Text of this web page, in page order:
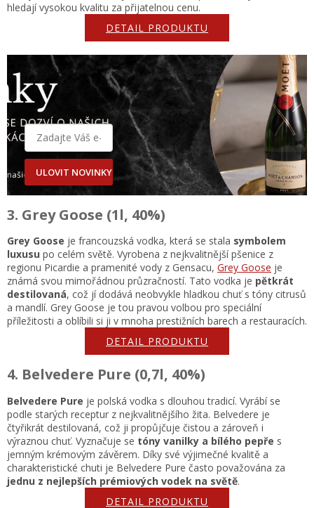
hledají vysokou kvalitu za přijatelnou cenu.
DETAIL PRODUKTU
ULOVIT NOVINKY
3. Grey Goose (1l, 40%)
Grey Goose je francouzská vodka, která se stala symbolem
luxusu po celém světě. Vyrobena z nejkvalitnější pšenice z
regionu Picardie a pramenité vody z Gensacu, Grey Goose je
známá svou mimořádnou průzračností. Tato vodka je pětkrát
destilovaná, což jí dodává neobvykle hladkou chuť s tóny citrusů
a mandlí. Grey Goose je tou pravou volbou pro speciální
příležitosti a oblíbili si ji v mnoha prestižních barech a restauracích.
DETAIL PRODUKTU
4. Belvedere Pure (0,7l, 40%)
Belvedere Pure je polská vodka s dlouhou tradicí. Vyrábí se
podle starých receptur z nejkvalitnějšího žita. Belvedere je
čtyřikrát destilovaná, což ji propůjčuje čistou a zároveň i
výraznou chuť. Vyznačuje se tóny vanilky a bílého pepře s
jemným krémovým závěrem. Díky své výjimečné kvalitě a
charakteristické chuti je Belvedere Pure často považována za
jednu z nejlepších prémiových vodek na světě.
DETAIL PRODUKTU